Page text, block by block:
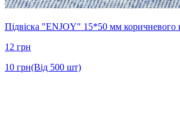
Підвіска "ENJOY" 15*50 мм коричневого
12 грн
10 грн(Від 500 шт)